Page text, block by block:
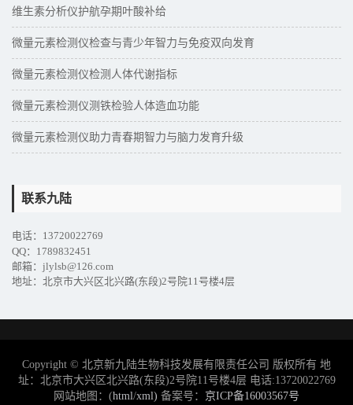
维生素分析仪护航孕期叶酸补给
微量元素检测仪检查与青少年智力与免疫双向发育
微量元素检测仪检测人体代谢指标
微量元素检测仪测铁检验人体造血功能
微量元素检测仪助力青春期智力与脑力发育升级
联系九陆
电话：13720022769
QQ：1789832451
邮箱：jlylsb@126.com
地址：北京市大兴区北兴路(东段)2号院11号楼4层
Copyright © 北京新九陆生物科技发展有限责任公司 版权所有 地
址：北京市大兴区北兴路(东段)2号院11号楼4层 电话:13720022769
网站地图：(html/xml) 备案号： 京ICP备16003567号